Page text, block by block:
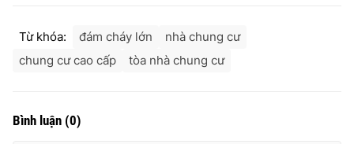
Cơ quan chủ quản: Đài Truyền hình Việt Nam
cấp ngày 29/12/2023
Từ khóa: đám cháy lớn
nhà chung cư
chung cư cao cấp
tòa nhà chung cư
Bình luận (0)